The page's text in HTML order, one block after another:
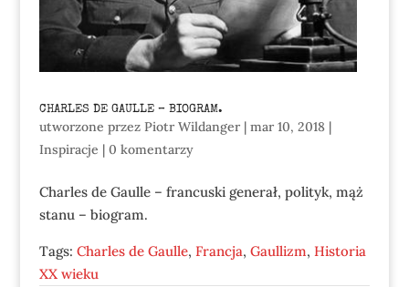
CHARLES DE GAULLE – BIOGRAM.
utworzone przez Piotr Wildanger| mar 10, 2018|
Inspiracje | 0 komentarzy
Charles de Gaulle – francuski generał, polityk, mąż
stanu – biogram.
Tags: Charles de Gaulle, Francja, Gaullizm, Historia
XX wieku